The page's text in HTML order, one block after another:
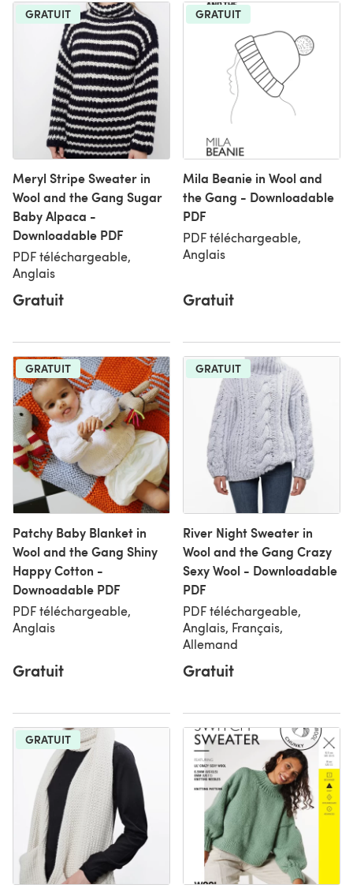
GRATUIT
Meryl Stripe Sweater in
Wool and the Gang Sugar
Baby Alpaca -
Downloadable PDF
PDF téléchargeable,
Anglais
Gratuit
GRATUIT
Mila Beanie in Wool and
the Gang - Downloadable
PDF
PDF téléchargeable,
Anglais
Gratuit
GRATUIT
Patchy Baby Blanket in
Wool and the Gang Shiny
Happy Cotton -
Downoadable PDF
PDF téléchargeable,
Anglais
Gratuit
GRATUIT
River Night Sweater in
Wool and the Gang Crazy
Sexy Wool - Downloadable
PDF
PDF téléchargeable,
Anglais, Français,
Allemand
Gratuit
GRATUIT